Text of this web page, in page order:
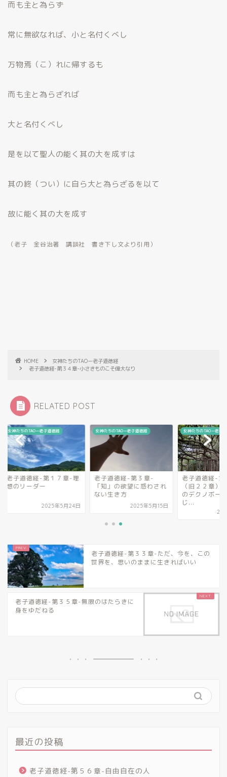
而も主と為らず
常に無欲なれば、小と名付くべし
万物焉（こ）れに帰するも
而も主と為らざれば
大と名付くべし
是を以て聖人の能く其の大を成すは
其の終（つい）に自ら大と為らざるを以て
故に能く其の大を成す
（老子 金谷治著 講談社 書き下し文より引用）
HOME
女神たちのTAOー老子道徳経
老子道徳経-第３４章-小さきものこそ偉大なり
RELATED POST
ちのTAOー老子道徳経
道徳経-第１７章-理
リーダー
2025年5月24日
女神たちのTAOー老子道徳経
老子道徳経-第３章-
「知」の欲望に惑わされ
ない生き方
2025年5月15日
女神たちのTAOー老子道徳経
老子道徳経-第２３章
（旧２２章）-役立
のデクノボー、でも
じ...
2025年5
老子道徳経-第３３章-ただ、今を、この
世界を、思いのままに生きればいい
老子道徳経-第３５章-無限のはたらきに
身をゆだねる
最近の投稿
老子道徳経-第５６章-自由自在の人